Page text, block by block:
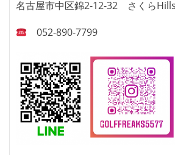
名古屋市中区錦2-12-32 さくら
052-890-7799